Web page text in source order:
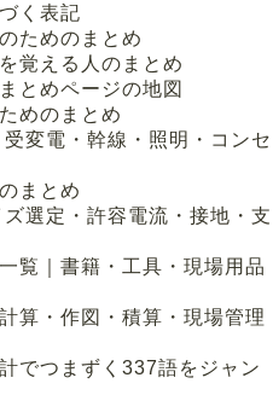
く表記
ためのまとめ
覚える人のまとめ
とめページの地図
めのまとめ
変電・幹線・照明・コンセ
まとめ
選定・許容電流・接地・支
覧｜書籍・工具・現場用品
算・作図・積算・現場管理
でつまずく337語をジャン